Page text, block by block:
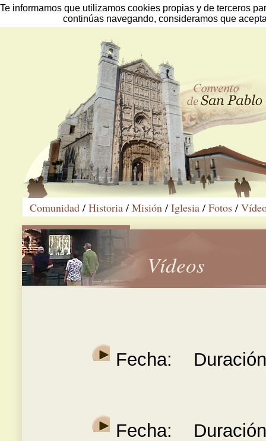
Te informamos que utilizamos cookies propias y de terceros
continúas navegando, consideramos que
Comunidad / Historia / Misión / Iglesia / Fotos /
Vídeos
Fecha:
Fecha: